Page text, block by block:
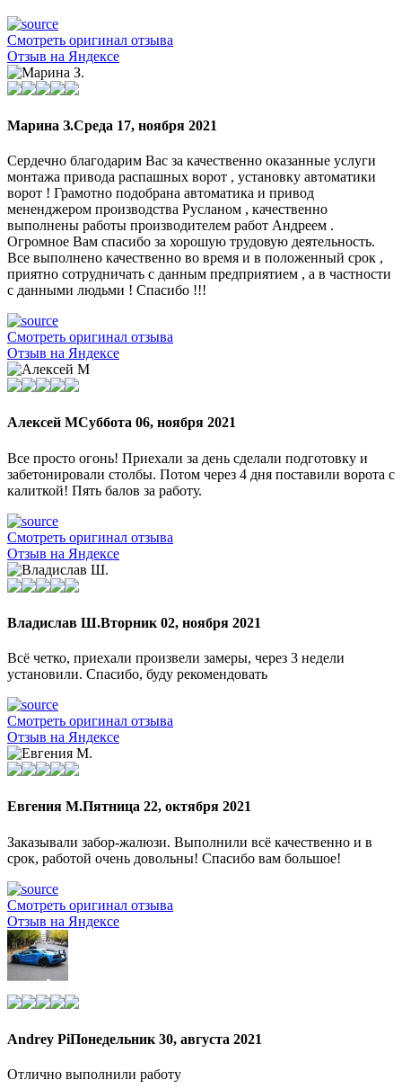
Смотреть оригинал отзыва
Отзыв на Яндексе
Марина З.Среда 17, ноября 2021
Сердечно благодарим Вас за качественно оказанные услуги
монтажа привода распашных ворот , установку автоматики
ворот ! Грамотно подобрана автоматика и привод
мененджером производства Русланом , качественно
выполнены работы производителем работ Андреем .
Огромное Вам спасибо за хорошую трудовую деятельность.
Все выполнено качественно во время и в положенный срок ,
приятно сотрудничать с данным предприятием , а в частности
с данными людьми ! Спасибо !!!
Смотреть оригинал отзыва
Отзыв на Яндексе
Алексей МСуббота 06, ноября 2021
Все просто огонь! Приехали за день сделали подготовку и
забетонировали столбы. Потом через 4 дня поставили ворота с
калиткой! Пять балов за работу.
Смотреть оригинал отзыва
Отзыв на Яндексе
Владислав Ш.Вторник 02, ноября 2021
Всё четко, приехали произвели замеры, через 3 недели
установили. Спасибо, буду рекомендовать
Смотреть оригинал отзыва
Отзыв на Яндексе
Евгения М.Пятница 22, октября 2021
Заказывали забор-жалюзи. Выполнили всё качественно и в
срок, работой очень довольны! Спасибо вам большое!
Смотреть оригинал отзыва
Отзыв на Яндексе
Andrey PiПонедельник 30, августа 2021
Отлично выполнили работу